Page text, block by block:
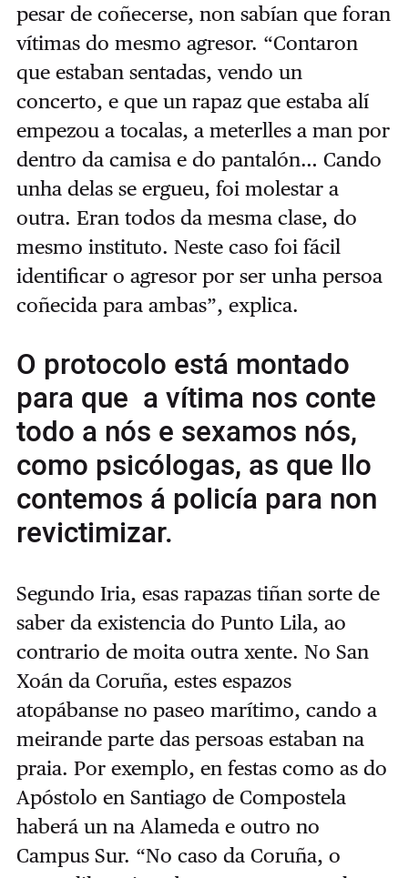
pesar de coñecerse, non sabían que foran
vítimas do mesmo agresor. “Contaron
que estaban sentadas, vendo un
concerto, e que un rapaz que estaba alí
empezou a tocalas, a meterlles a man por
dentro da camisa e do pantalón… Cando
unha delas se ergueu, foi molestar a
outra. Eran todos da mesma clase, do
mesmo instituto. Neste caso foi fácil
identificar o agresor por ser unha persoa
coñecida para ambas”, explica.
O protocolo está montado
para que a vítima nos conte
todo a nós e sexamos nós,
como psicólogas, as que llo
contemos á policía para non
revictimizar.
Segundo Iria, esas rapazas tiñan sorte de
saber da existencia do Punto Lila, ao
contrario de moita outra xente. No San
Xoán da Coruña, estes espazos
atopábanse no paseo marítimo, cando a
meirande parte das persoas estaban na
praia. Por exemplo, en festas como as do
Apóstolo en Santiago de Compostela
haberá un na Alameda e outro no
Campus Sur. “No caso da Coruña, o